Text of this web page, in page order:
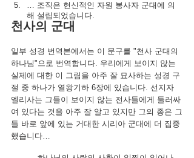
… 조직은 헌신적인 자원 봉사자 군대에 의
해 설립되었습니다.
천사의 군대
일부 성경 번역본에서는 이 문구를 "천사 군대의
하나님"으로 번역합니다. 우리에게 보이지 않는
실제에 대한 이 그림을 아주 잘 묘사하는 성경 구
절 중 하나가 열왕기하 6장에 있습니다. 선지자
엘리사는 그들이 보이지 않는 전사들에게 둘러싸
여 있다는 것을 아주 잘 알고 있지만 그의 종은 그
들 바로 앞에 있는 거대한 시리아 군대에 더 집중
했습니다…